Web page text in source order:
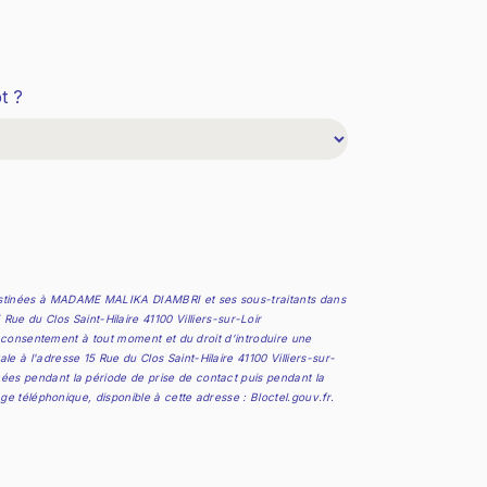
?
à MADAME MALIKA DIAMBRI et ses sous-traitants dans
du Clos Saint-Hilaire 41100 Villiers-sur-Loir
à tout moment et du droit d’introduire une
à l'adresse 15 Rue du Clos Saint-Hilaire 41100 Villiers-sur-
pendant la période de prise de contact puis pendant la
téléphonique, disponible à cette adresse : Bloctel.gouv.fr.